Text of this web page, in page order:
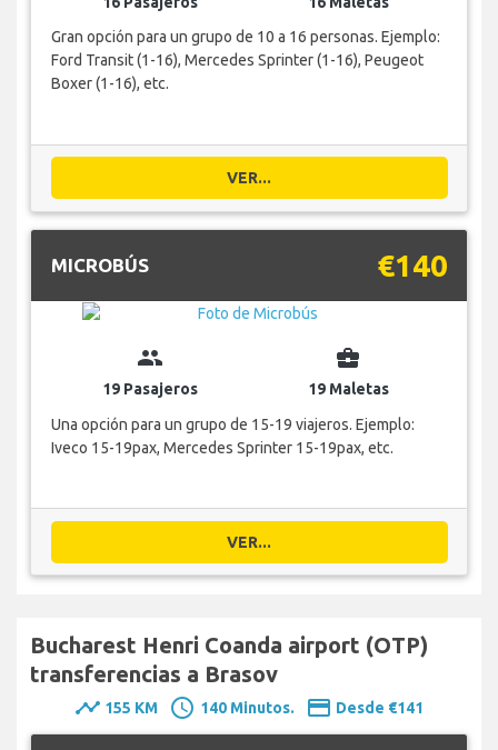
Gran opción para un grupo de 10 a 16 personas. Ejemplo:
Ford Transit (1-16), Mercedes Sprinter (1-16), Peugeot
Boxer (1-16), etc.
VER...
MICROBÚS €140
group
19 Pasajeros
business_center
19 Maletas
Una opción para un grupo de 15-19 viajeros. Ejemplo:
Iveco 15-19pax, Mercedes Sprinter 15-19pax, etc.
VER...
Bucharest Henri Coanda airport (OTP)
transferencias a Brasov
timeline 155 KM schedule 140 Minutos. payment Desde €141